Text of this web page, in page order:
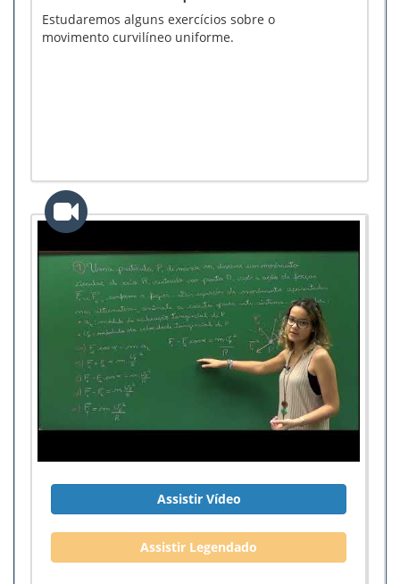
Estudaremos alguns exercícios sobre o
movimento curvilíneo uniforme.
Assistir Vídeo
Assistir Legendado